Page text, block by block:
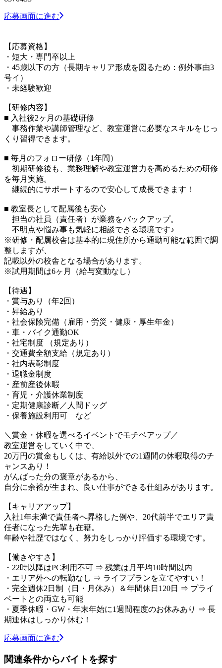
応募画面に進む
【応募資格】
・短大・専門卒以上
・45歳以下の方（長期キャリア形成を図るため：例外事由3
号イ）
・未経験歓迎
【研修内容】
■ 入社後2ヶ月の基礎研修
事務作業や講師管理など、教室運営に必要なスキルをじっ
くり習得できます。
■ 毎月のフォロー研修（1年間）
初期研修後も、業務理解や教室運営力を高めるための研修
を毎月実施。
継続的にサポートするので安心して成長できます！
■ 教室長として配属後も安心
担当の社員（責任者）が業務をバックアップ。
不明点や悩み事も気軽に相談できる環境です♪
※研修・配属校舎は基本的に現住所から通勤可能な範囲で調
整しますが、
記載以外の校舎となる場合があります。
※試用期間は6ヶ月（給与変動なし）
【待遇】
・賞与あり（年2回）
・昇給あり
・社会保険完備（雇用・労災・健康・厚生年金）
・車・バイク通勤OK
・社宅制度 （規定あり）
・交通費全額支給（規定あり）
・社内表彰制度
・退職金制度
・産前産後休暇
・育児・介護休業制度
・定期健康診断／人間ドッグ
・保養施設利用可 など
＼賞金・休暇を選べるイベントでモチベアップ／
教室運営をしていく中で、
20万円の賞金もしくは、有給以外での1週間の休暇取得のチ
ャンスあり！
がんばった分の褒章があるから、
自分に余裕が生まれ、良い仕事ができる仕組みがあります。
【キャリアアップ】
入社1年未満で責任者へ昇格した例や、20代前半でエリア責
任者になった先輩も在籍。
年齢や社歴ではなく、努力をしっかり評価する環境です。
【働きやすさ】
・22時以降はPC利用不可 ⇒ 残業は月平均10時間以内
・エリア外への転勤なし ⇒ ライフプランを立てやすい！
・完全週休2日制（日・月休み）＆年間休日120日 ⇒ プライ
ベートとの両立も可能
・夏季休暇・GW・年末年始に1週間程度のお休みあり ⇒ 長
期連休はしっかり休む！
応募画面に進む
関連条件からバイトを探す